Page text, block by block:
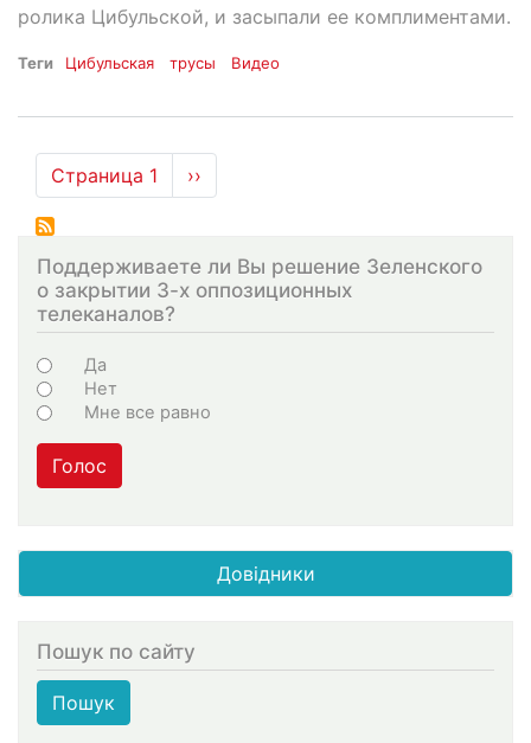
ролика Цибульской, и засыпали ее комплиментами.
Теги Цибульская трусы Видео
Нумерация
страниц
Страница 1
Следующая
страница
››
Поддерживаете ли Вы решение Зеленского
о закрытии 3-х оппозиционных
телеканалов?
Choices
Да
Нет
Мне все равно
Голос
Довідники
Пошук по сайту
Пошук